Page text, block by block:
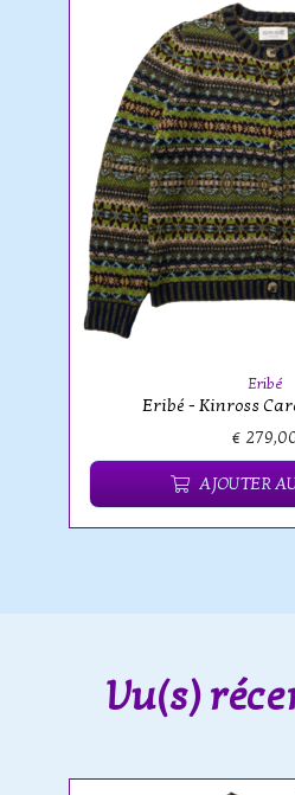
Eribé
Eribé - Kinross
€
AJOUTER
Vu(s)